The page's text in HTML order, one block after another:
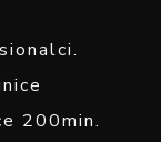
200min.